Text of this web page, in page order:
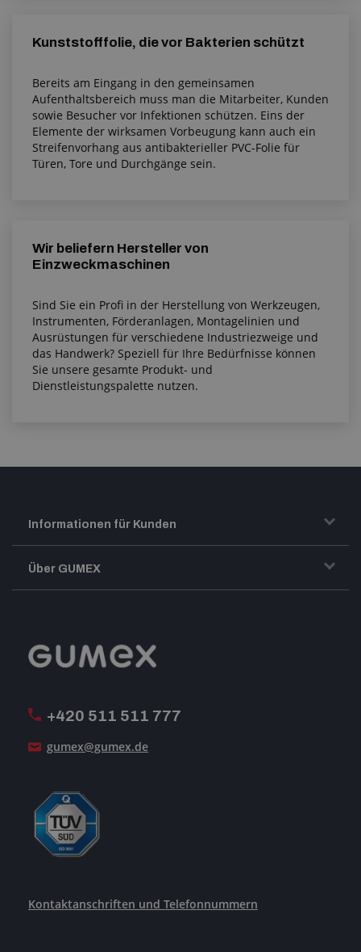
Kunststofffolie, die vor Bakterien schützt
Bereits am Eingang in den gemeinsamen
Aufenthaltsbereich muss man die Mitarbeiter, Kunden
sowie Besucher vor Infektionen schützen. Eins der
Elemente der wirksamen Vorbeugung kann auch ein
Streifenvorhang aus antibakterieller PVC-Folie für
Türen, Tore und Durchgänge sein.
Wir beliefern Hersteller von
Einzweckmaschinen
Sind Sie ein Profi in der Herstellung von Werkzeugen,
Instrumenten, Förderanlagen, Montagelinien und
Ausrüstungen für verschiedene Industriezweige und
das Handwerk? Speziell für Ihre Bedürfnisse können
Sie unsere gesamte Produkt- und
Dienstleistungspalette nutzen.
+420 511 511 777
gumex@gumex.de
Kontaktanschriften und Telefonnummern
Informationen für Kunden
Transport und Warenversand
Reklamation
Über GUMEX
GUMEX stellt sich vor